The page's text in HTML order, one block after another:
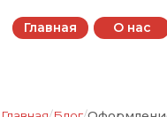
Главная О нас